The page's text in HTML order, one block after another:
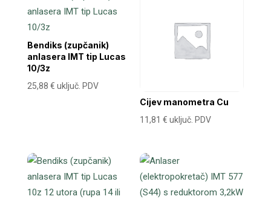
Bendiks (zupčanik)
anlasera IMT tip Lucas
10/3z
25,88 € uključ. PDV
Cijev manometra Cu
11,81€ uključ. PDV